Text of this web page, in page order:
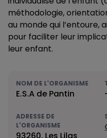
méthodologie,
au monde qui l’entoure,
pour faciliter leur
leur enfant.
NOM DE L'ORGANISME
E.S.A de Pantin
ADRESSE DE
L'ORGANISME